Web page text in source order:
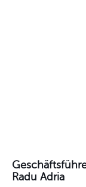
Radu Adria